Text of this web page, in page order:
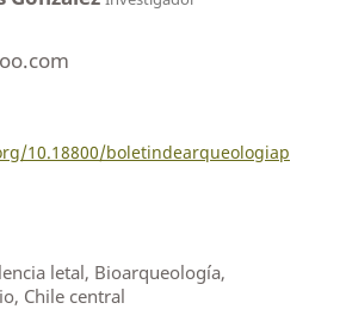
10.18800/boletindearqueologiap
letal, Bioarqueología,
Chile central